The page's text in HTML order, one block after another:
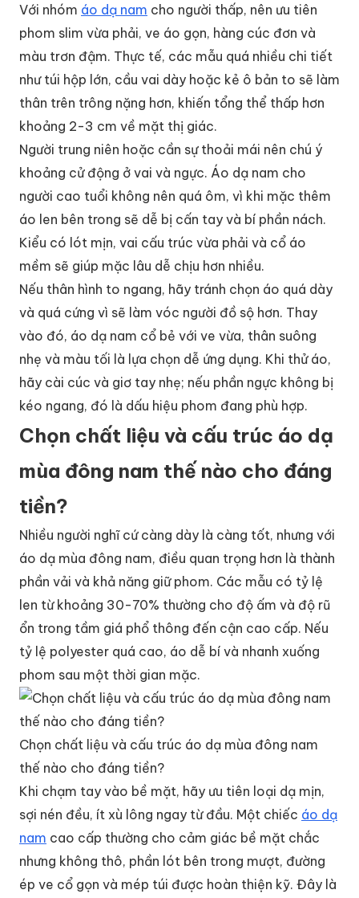
Với nhóm áo dạ nam cho người thấp, nên ưu tiên
phom slim vừa phải, ve áo gọn, hàng cúc đơn và
màu trơn đậm. Thực tế, các mẫu quá nhiều chi tiết
như túi hộp lớn, cầu vai dày hoặc kẻ ô bản to sẽ làm
thân trên trông nặng hơn, khiến tổng thể thấp hơn
khoảng 2-3 cm về mặt thị giác.
Người trung niên hoặc cần sự thoải mái nên chú ý
khoảng cử động ở vai và ngực. Áo dạ nam cho
người cao tuổi không nên quá ôm, vì khi mặc thêm
áo len bên trong sẽ dễ bị cấn tay và bí phần nách.
Kiểu có lót mịn, vai cấu trúc vừa phải và cổ áo
mềm sẽ giúp mặc lâu dễ chịu hơn nhiều.
Nếu thân hình to ngang, hãy tránh chọn áo quá dày
và quá cứng vì sẽ làm vóc người đồ sộ hơn. Thay
vào đó, áo dạ nam cổ bẻ với ve vừa, thân suông
nhẹ và màu tối là lựa chọn dễ ứng dụng. Khi thử áo,
hãy cài cúc và giơ tay nhẹ; nếu phần ngực không bị
kéo ngang, đó là dấu hiệu phom đang phù hợp.
Chọn chất liệu và cấu trúc áo dạ
mùa đông nam thế nào cho đáng
tiền?
Nhiều người nghĩ cứ càng dày là càng tốt, nhưng với
áo dạ mùa đông nam, điều quan trọng hơn là thành
phần vải và khả năng giữ phom. Các mẫu có tỷ lệ
len từ khoảng 30-70% thường cho độ ấm và độ rũ
ổn trong tầm giá phổ thông đến cận cao cấp. Nếu
tỷ lệ polyester quá cao, áo dễ bí và nhanh xuống
phom sau một thời gian mặc.
Chọn chất liệu và cấu trúc áo dạ mùa đông nam
thế nào cho đáng tiền?
Khi chạm tay vào bề mặt, hãy ưu tiên loại dạ mịn,
sợi nén đều, ít xù lông ngay từ đầu. Một chiếc áo dạ
nam cao cấp thường cho cảm giác bề mặt chắc
nhưng không thô, phần lót bên trong mượt, đường
ép ve cổ gọn và mép túi được hoàn thiện kỹ. Đây là